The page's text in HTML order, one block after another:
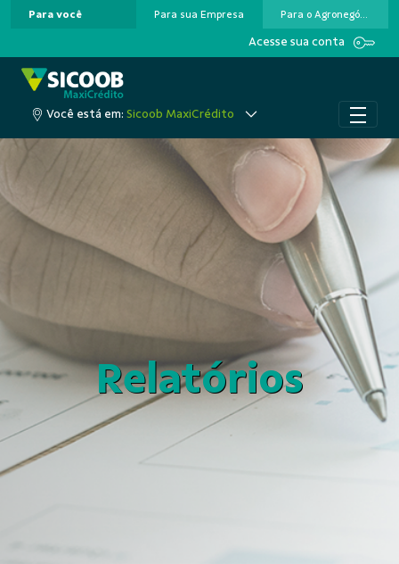
Pular para o Conteúdo principal
Para você Para sua Empresa Para o Agronegócio
Acesse sua conta
Você está em: Sicoob MaxiCrédito
Relatórios